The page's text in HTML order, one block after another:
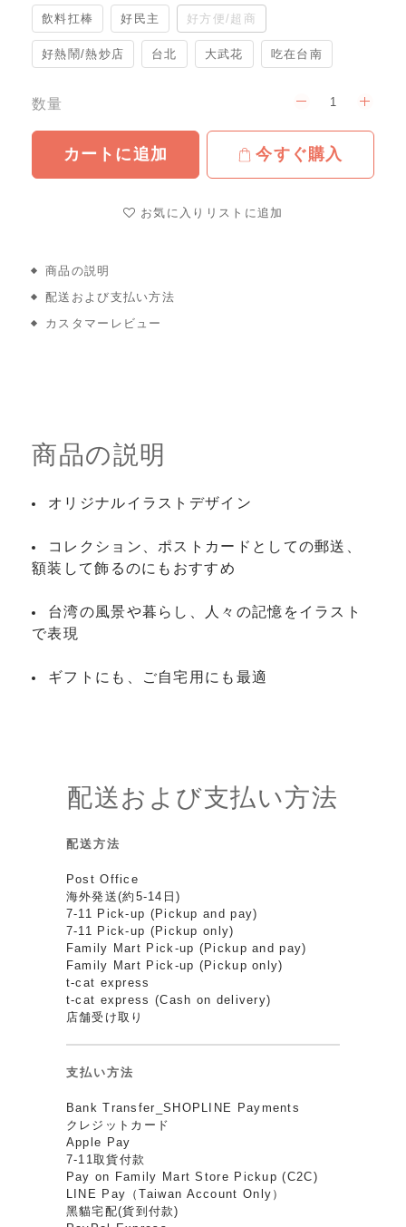
飲料扛棒 好民主 好方便/超商
好熱鬧/熱炒店 台北 大武花 吃在台南
数量
カートに追加 今すぐ購入
お気に入りリストに追加
商品の説明
配送および支払い方法
カスタマーレビュー
商品の説明
オリジナルイラストデザイン
コレクション、ポストカードとしての郵送、
額装して飾るのにもおすすめ
台湾の風景や暮らし、人々の記憶をイラスト
で表現
ギフトにも、ご自宅用にも最適
配送および支払い方法
配送方法
Post Office
海外発送(約5-14日)
7-11 Pick-up (Pickup and pay)
7-11 Pick-up (Pickup only)
Family Mart Pick-up (Pickup and pay)
Family Mart Pick-up (Pickup only)
t-cat express
t-cat express (Cash on delivery)
店舗受け取り
支払い方法
Bank Transfer_SHOPLINE Payments
クレジットカード
Apple Pay
7-11取貨付款
Pay on Family Mart Store Pickup (C2C)
LINE Pay（Taiwan Account Only）
黑貓宅配(貨到付款)